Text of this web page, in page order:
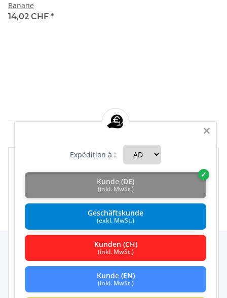
Accepter tous
Configurer
Refuser
Comment nous utilisons les cookies & Co
En cliquant sur "Tout accepter", vous autorisez l'utilisation
des services suivants sur notre site Web : YouTube, Vimeo,
Banane
14,02 CHF *
×
Expédition à :
Kunde (DE)
(inkl. MwSt.)
Geschäftskunde
(exkl. MwSt.)
Kunden (CH)
(inkl. MwSt.)
Kunde (EN)
(inkl. MwSt.)